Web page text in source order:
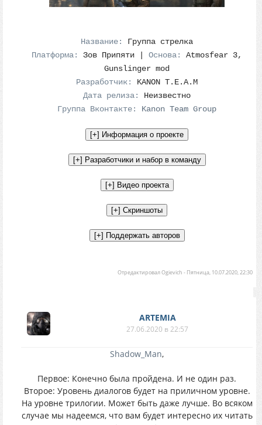
Название:
Группа стрелка
Платформа:
Зов Припяти | Основа:
Atmosfear 3,
Gunslinger mod
Разработчик:
KANON T.E.A.M
Дата релиза:
Неизвестно
Группа Вконтакте:
Kanon Team Group
ОтредактировалOgievich - Пятница, 10.07.2020, 22:30
ARTEMIA
27.06.2020 в 22:57
Shadow_Man,
Первое: Конечно была пройдена. И не один раз.
Второе: Уровень диалогов будет на приличном уровне.
На уровне трилогии. Может быть даже лучше. Во всяком
случае мы надеемся, что вам будет интересно их читать